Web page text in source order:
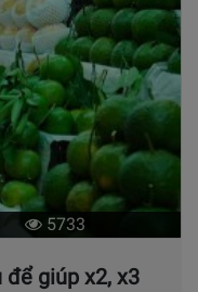
5733
giúp x2, x3